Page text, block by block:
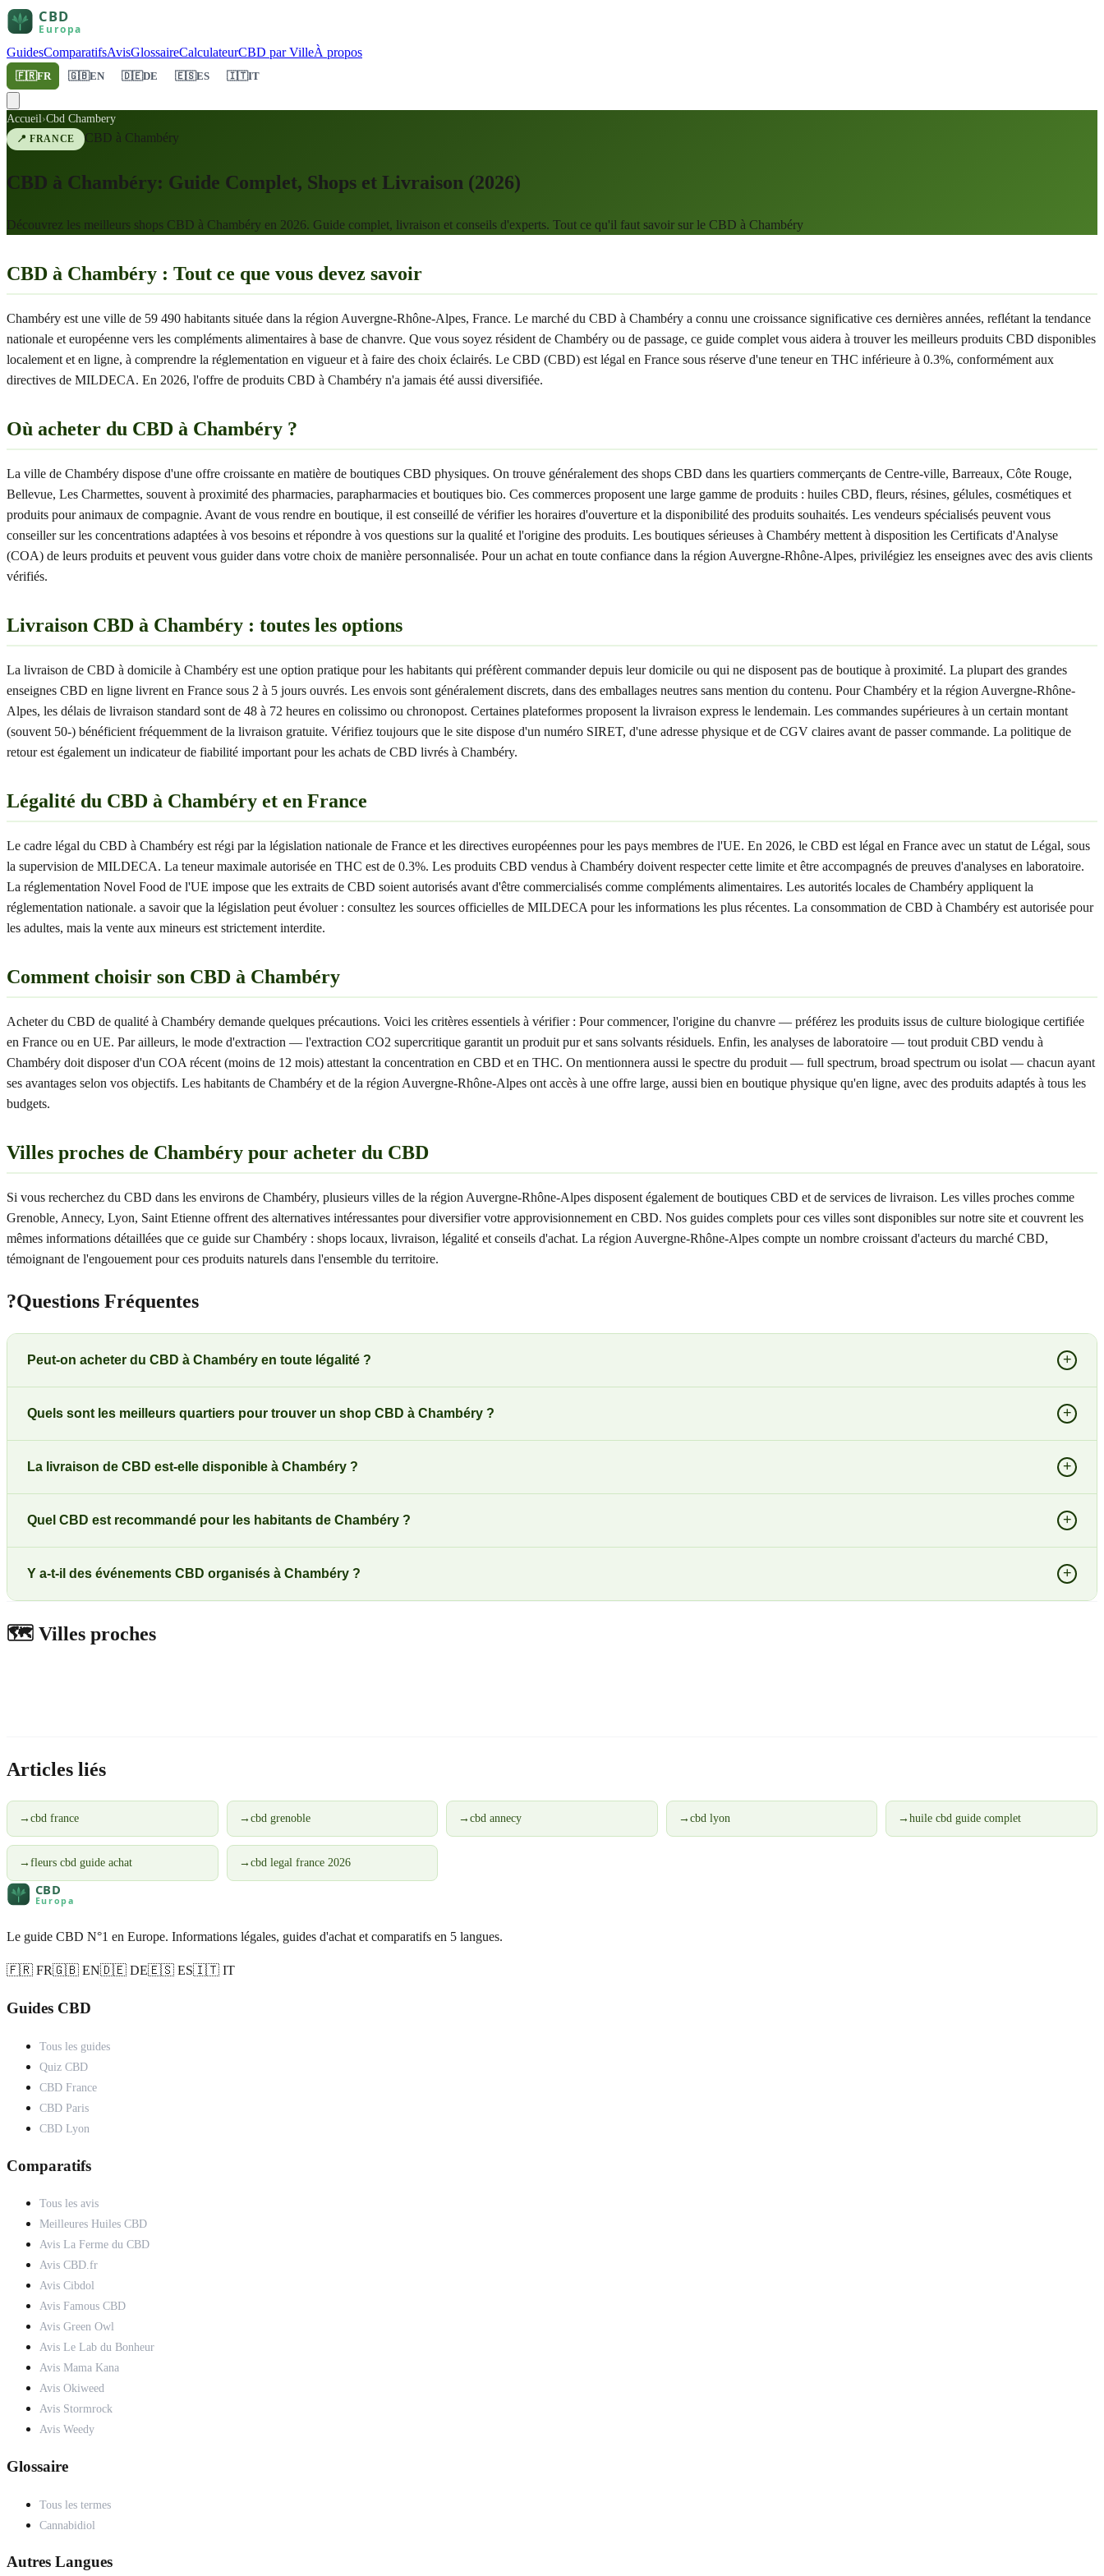
GuidesComparatifsAvisGlossaireCalculateurCBD par VilleÀ propos
🇫🇷FR 🇬🇧EN 🇩🇪DE 🇪🇸ES 🇮🇹IT
Accueil›Cbd Chambery
📍FRANCE CBD à Chambéry
CBD à Chambéry: Guide Complet, Shops et Livraison (2026)
Découvrez les meilleurs shops CBD à Chambéry en 2026. Guide complet, livraison et conseils d'experts. Tout ce qu'il faut savoir sur le CBD à Chambéry
CBD à Chambéry : Tout ce que vous devez savoir
Chambéry est une ville de 59 490 habitants située dans la région Auvergne-Rhône-Alpes, France. Le marché du CBD à Chambéry a connu une croissance significative ces dernières années, reflétant la tendance
nationale et européenne vers les compléments alimentaires à base de chanvre. Que vous soyez résident de Chambéry ou de passage, ce guide complet vous aidera à trouver les meilleurs produits CBD disponibles
localement et en ligne, à comprendre la réglementation en vigueur et à faire des choix éclairés. Le CBD (CBD) est légal en France sous réserve d'une teneur en THC inférieure à 0.3%, conformément aux
directives de MILDECA. En 2026, l'offre de produits CBD à Chambéry n'a jamais été aussi diversifiée.
Où acheter du CBD à Chambéry ?
La ville de Chambéry dispose d'une offre croissante en matière de boutiques CBD physiques. On trouve généralement des shops CBD dans les quartiers commerçants de Centre-ville, Barreaux, Côte Rouge,
Bellevue, Les Charmettes, souvent à proximité des pharmacies, parapharmacies et boutiques bio. Ces commerces proposent une large gamme de produits : huiles CBD, fleurs, résines, gélules, cosmétiques et
produits pour animaux de compagnie. Avant de vous rendre en boutique, il est conseillé de vérifier les horaires d'ouverture et la disponibilité des produits souhaités. Les vendeurs spécialisés peuvent vous
conseiller sur les concentrations adaptées à vos besoins et répondre à vos questions sur la qualité et l'origine des produits. Les boutiques sérieuses à Chambéry mettent à disposition les Certificats d'Analyse
(COA) de leurs produits et peuvent vous guider dans votre choix de manière personnalisée. Pour un achat en toute confiance dans la région Auvergne-Rhône-Alpes, privilégiez les enseignes avec des avis clients
vérifiés.
Livraison CBD à Chambéry : toutes les options
La livraison de CBD à domicile à Chambéry est une option pratique pour les habitants qui préfèrent commander depuis leur domicile ou qui ne disposent pas de boutique à proximité. La plupart des grandes
enseignes CBD en ligne livrent en France sous 2 à 5 jours ouvrés. Les envois sont généralement discrets, dans des emballages neutres sans mention du contenu. Pour Chambéry et la région Auvergne-Rhône-
Alpes, les délais de livraison standard sont de 48 à 72 heures en colissimo ou chronopost. Certaines plateformes proposent la livraison express le lendemain. Les commandes supérieures à un certain montant
(souvent 50-) bénéficient fréquemment de la livraison gratuite. Vérifiez toujours que le site dispose d'un numéro SIRET, d'une adresse physique et de CGV claires avant de passer commande. La politique de
retour est également un indicateur de fiabilité important pour les achats de CBD livrés à Chambéry.
Légalité du CBD à Chambéry et en France
Le cadre légal du CBD à Chambéry est régi par la législation nationale de France et les directives européennes pour les pays membres de l'UE. En 2026, le CBD est légal en France avec un statut de Légal, sous
la supervision de MILDECA. La teneur maximale autorisée en THC est de 0.3%. Les produits CBD vendus à Chambéry doivent respecter cette limite et être accompagnés de preuves d'analyses en laboratoire.
La réglementation Novel Food de l'UE impose que les extraits de CBD soient autorisés avant d'être commercialisés comme compléments alimentaires. Les autorités locales de Chambéry appliquent la
réglementation nationale. a savoir que la législation peut évoluer : consultez les sources officielles de MILDECA pour les informations les plus récentes. La consommation de CBD à Chambéry est autorisée pour
les adultes, mais la vente aux mineurs est strictement interdite.
Comment choisir son CBD à Chambéry
Acheter du CBD de qualité à Chambéry demande quelques précautions. Voici les critères essentiels à vérifier : Pour commencer, l'origine du chanvre — préférez les produits issus de culture biologique certifiée
en France ou en UE. Par ailleurs, le mode d'extraction — l'extraction CO2 supercritique garantit un produit pur et sans solvants résiduels. Enfin, les analyses de laboratoire — tout produit CBD vendu à
Chambéry doit disposer d'un COA récent (moins de 12 mois) attestant la concentration en CBD et en THC. On mentionnera aussi le spectre du produit — full spectrum, broad spectrum ou isolat — chacun ayant
ses avantages selon vos objectifs. Les habitants de Chambéry et de la région Auvergne-Rhône-Alpes ont accès à une offre large, aussi bien en boutique physique qu'en ligne, avec des produits adaptés à tous les
budgets.
Villes proches de Chambéry pour acheter du CBD
Si vous recherchez du CBD dans les environs de Chambéry, plusieurs villes de la région Auvergne-Rhône-Alpes disposent également de boutiques CBD et de services de livraison. Les villes proches comme
Grenoble, Annecy, Lyon, Saint Etienne offrent des alternatives intéressantes pour diversifier votre approvisionnement en CBD. Nos guides complets pour ces villes sont disponibles sur notre site et couvrent les
mêmes informations détaillées que ce guide sur Chambéry : shops locaux, livraison, légalité et conseils d'achat. La région Auvergne-Rhône-Alpes compte un nombre croissant d'acteurs du marché CBD,
témoignant de l'engouement pour ces produits naturels dans l'ensemble du territoire.
?Questions Fréquentes
Peut-on acheter du CBD à Chambéry en toute légalité ? +
Quels sont les meilleurs quartiers pour trouver un shop CBD à Chambéry ? +
La livraison de CBD est-elle disponible à Chambéry ? +
Quel CBD est recommandé pour les habitants de Chambéry ? +
Y a-t-il des événements CBD organisés à Chambéry ? +
🗺️ Villes proches
Articles liés
→ cbd france → cbd grenoble →cbd annecy → cbd lyon →huile cbd guide complet
→ fleurs cbd guide achat → cbd legal france 2026
Le guide CBD N°1 en Europe. Informations légales, guides d'achat et comparatifs en 5 langues.
🇫🇷 FR🇬🇧 EN🇩🇪 DE🇪🇸 ES🇮🇹 IT
Guides CBD
Tous les guides
Quiz CBD
CBD France
CBD Paris
CBD Lyon
Comparatifs
Tous les avis
Meilleures Huiles CBD
Avis La Ferme du CBD
Avis CBD.fr
Avis Cibdol
Avis Famous CBD
Avis Green Owl
Avis Le Lab du Bonheur
Avis Mama Kana
Avis Okiweed
Avis Stormrock
Avis Weedy
Glossaire
Tous les termes
Cannabidiol
Autres Langues